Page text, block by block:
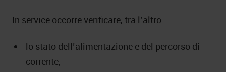
In service occorre verificare, tra l’altro:
lo stato dell’alimentazione e del percorso di
corrente,